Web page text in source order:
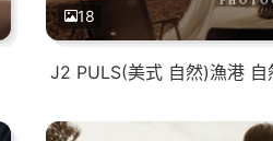
18
J2 PULS(美式 自然)漁港 自